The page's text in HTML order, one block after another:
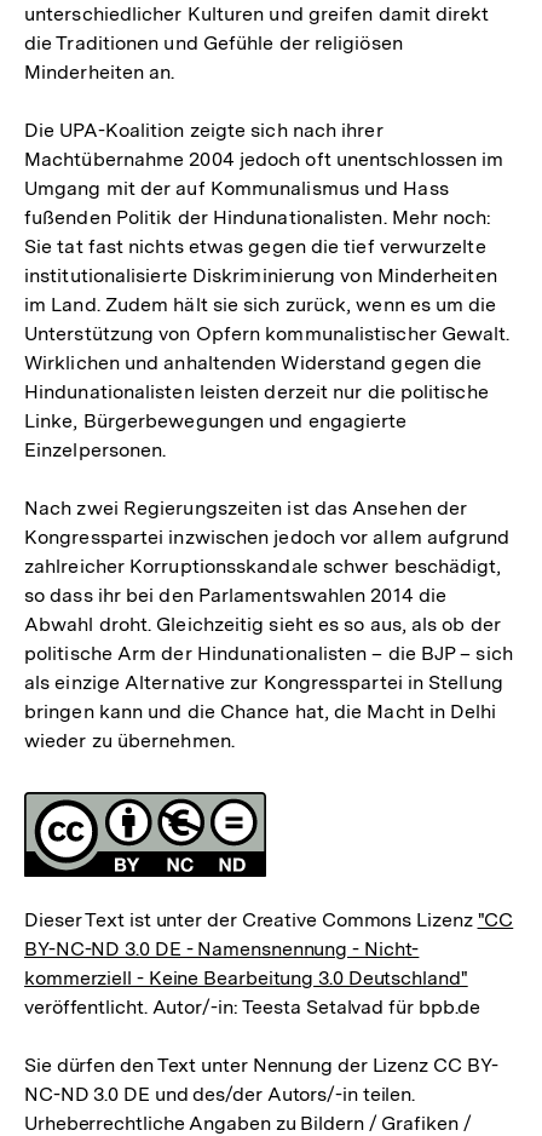
unterschiedlicher Kulturen und greifen damit direkt
die Traditionen und Gefühle der religiösen
Minderheiten an.
Die UPA-Koalition zeigte sich nach ihrer
Machtübernahme 2004 jedoch oft unentschlossen im
Umgang mit der auf Kommunalismus und Hass
fußenden Politik der Hindunationalisten. Mehr noch:
Sie tat fast nichts etwas gegen die tief verwurzelte
institutionalisierte Diskriminierung von Minderheiten
im Land. Zudem hält sie sich zurück, wenn es um die
Unterstützung von Opfern kommunalistischer Gewalt.
Wirklichen und anhaltenden Widerstand gegen die
Hindunationalisten leisten derzeit nur die politische
Linke, Bürgerbewegungen und engagierte
Einzelpersonen.
Nach zwei Regierungszeiten ist das Ansehen der
Kongresspartei inzwischen jedoch vor allem aufgrund
zahlreicher Korruptionsskandale schwer beschädigt,
so dass ihr bei den Parlamentswahlen 2014 die
Abwahl droht. Gleichzeitig sieht es so aus, als ob der
politische Arm der Hindunationalisten – die BJP – sich
als einzige Alternative zur Kongresspartei in Stellung
bringen kann und die Chance hat, die Macht in Delhi
wieder zu übernehmen.
Fussnoten
Lizenz
Dieser Text ist unter der Creative Commons Lizenz "CC
BY-NC-ND 3.0 DE - Namensnennung - Nicht-
kommerziell - Keine Bearbeitung 3.0 Deutschland"
veröffentlicht. Autor/-in: Teesta Setalvad für bpb.de
Sie dürfen den Text unter Nennung der Lizenz CC BY-
NC-ND 3.0 DE und des/der Autors/-in teilen.
Urheberrechtliche Angaben zu Bildern / Grafiken /